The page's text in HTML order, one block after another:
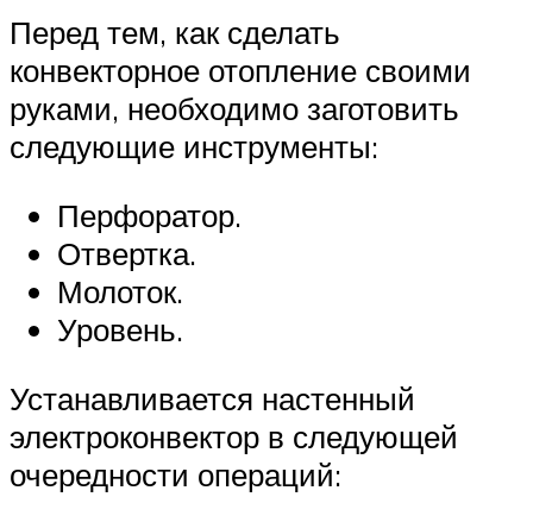
Перед тем, как сделать
конвекторное отопление своими
руками, необходимо заготовить
следующие инструменты:
Перфоратор.
Отвертка.
Молоток.
Уровень.
Устанавливается настенный
электроконвектор в следующей
очередности операций: